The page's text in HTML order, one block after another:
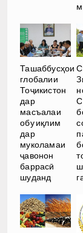
Ташаббусҳои
глобалии
Тоҷикистон
дар
масъалаи
обу иқлим
дар
муколамаи
ҷавонон
баррасӣ
шуданд